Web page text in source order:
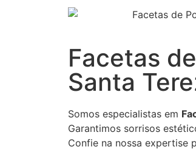
Facetas
Santa
Somos especialistas em
Garantimos sorrisos
Confie na nossa expertise